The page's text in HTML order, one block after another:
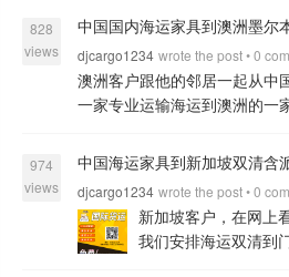
好让收货人好安排收货准备。
876303801 Email：
关一般都是在机场附近，机场
为客户投保的，如果货物有损
体积就很小，比如衣柜，梳
会少很多。 4，买的货物没有
可以免一个熏蒸的费用.
view
3、申请免税条件：海关规定
期限满12个月以上），即可做
架或打木箱）,避免在搬运过
收件人资料信息，查询报关单
柜、LED灯到新西兰。货物运
view all
24-26立方米.40GP：内容积
米X2.13米X2.72米.配货毛重
方式是不一样的，需要收货人
其他清关文件证书我司来做，
过了即可免税，隔天即可送货
有实木的要安排熏蒸，– 4.出
10.签收。更多专业资讯，欢
的家具电器走海运方式太方便
海运运输到加拿大，并派送到
运输费用，你这边提供货物的
库的地址和进仓号发给你，你
们，填写完，我们会给你下单
并安排时间给你派送过去。
死角监控，仓库每天有人看守
货物、电商货物、FBA货物、
箱、自行车、护栏、帐篷等····
26-28立方米.40尺柜：内容积
积为12.04米X2.34米X2.70米.
828
views
中国国内海运家具到澳洲墨尔
djcargo1234 wrote the post • 0
澳洲客户跟他的邻居一起从中
一家专业运输海运到澳洲的一
物、建材瓷砖、私人货物、电
到我，找我咨询运输货物到
运价后，我会把我们仓库的地
一份货物的清单给我们，填写
们会有同事联系你并安排时间
974
views
中国海运家具到新加坡双清含
djcargo1234 wrote the post • 0
新加坡客户，在网上
我们安排海运双清到